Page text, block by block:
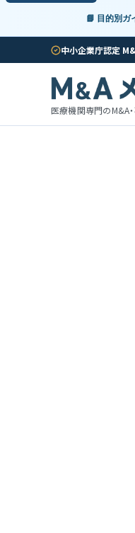
📘 目的別ガ
中小企業庁認定
医療機関専門のM&A